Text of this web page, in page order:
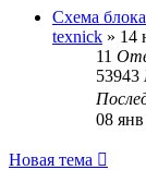
Схема
texnick » 14
11
53943
08
Новая тема